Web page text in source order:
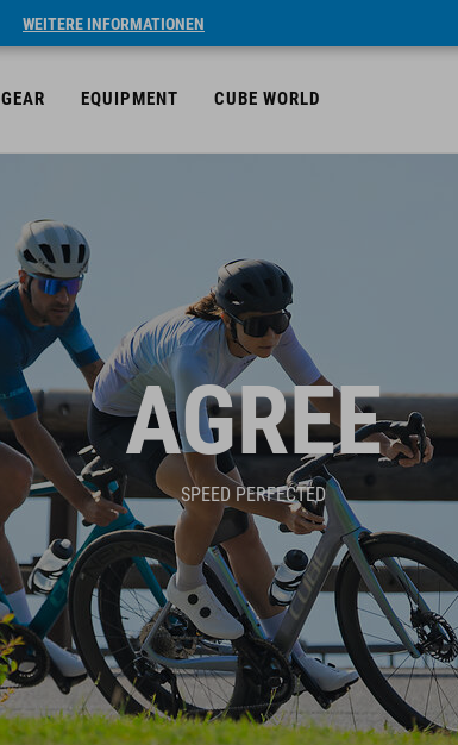
WEITERE INFORMATIONEN
GEAR EQUIPMENT CUBE WORLD
AGREE
SPEED PERFECTED